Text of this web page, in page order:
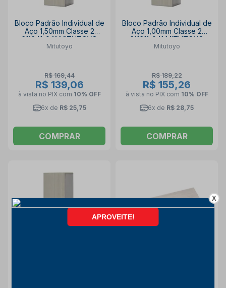
Bloco Padrão Individual de
Aço 1,50mm Classe 2
611641-041 MITUTOYO
Mitutoyo
R$ 169,44
R$ 139,06
à vista no PIX com 10% OFF
6x de R$ 25,75
COMPRAR
Bloco Padrão Individual de
Aço 1,00mm Classe 2
611611-041 MITUTOYO
Mitutoyo
R$ 189,22
R$ 155,26
à vista no PIX com 10% OFF
6x de R$ 28,75
COMPRAR
X